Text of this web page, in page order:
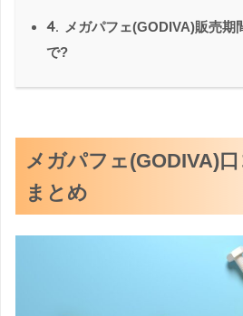
4. メガパフェ(GODIVA)販売期
で?
メガパフェ(GODIVA)
まとめ